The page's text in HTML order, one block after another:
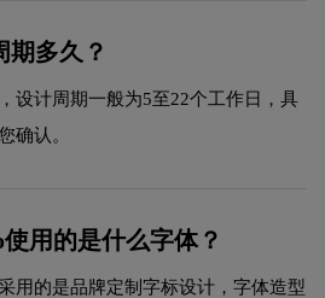
期多久？
设计周期一般为5至22个工作日，具
确认。
用的是什么字体？
用的是品牌定制字标设计，字体造型